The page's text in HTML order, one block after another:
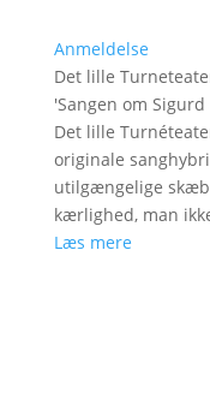
Anmeldelse
Det lille
'Sangen om
Det lille
originale
utilgængelige
kærlighed, man
Læs mere